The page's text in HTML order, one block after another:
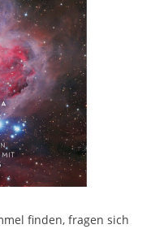
finden, fragen sich